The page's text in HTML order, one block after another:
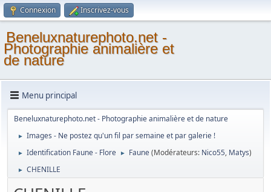
Connexion Inscrivez-vous
Beneluxnaturephoto.net -
Photographie animalière et
de nature
Menu principal
Beneluxnaturephoto.net - Photographie animalière et de nature
► Images - Ne postez qu'un fil par semaine et par galerie !
► Identification Faune - Flore ► Faune(Modérateurs: Nico55, Matys)
► CHENILLE